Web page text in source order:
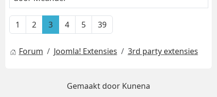
1 2 3 4 5 39
Forum Joomla! Extensies 3rd party extensies
Gemaakt door Kunena